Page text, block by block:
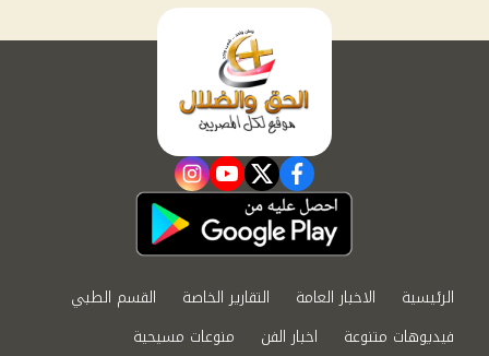
facebook
twitter
youtube
instagram
الرئيسية الاخبار العامة التقارير الخاصة
القسم الطبي
فيديوهات متنوعة
اخبار الفن منوعات مسيحية